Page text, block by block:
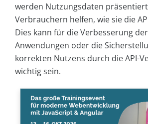
werden Nutzungsdaten
Verbrauchern helfen, wie sie die
Dies kann für die Verbesserung
Anwendungen oder die
korrekten Nutzens durch die API-
wichtig sein.